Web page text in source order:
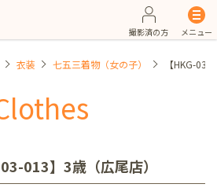
撮影済の方 メニュー
衣装 七五三着物（女の子） 【HKG-
03-013】3歳（広尾店）